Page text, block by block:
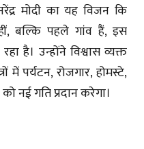
मोदी का यह विजन कि
बल्कि पहले गांव हैं, इस
है। उन्होंने विश्वास व्यक्त
में पर्यटन, रोजगार, होमस्टे,
नई गति प्रदान करेगा।